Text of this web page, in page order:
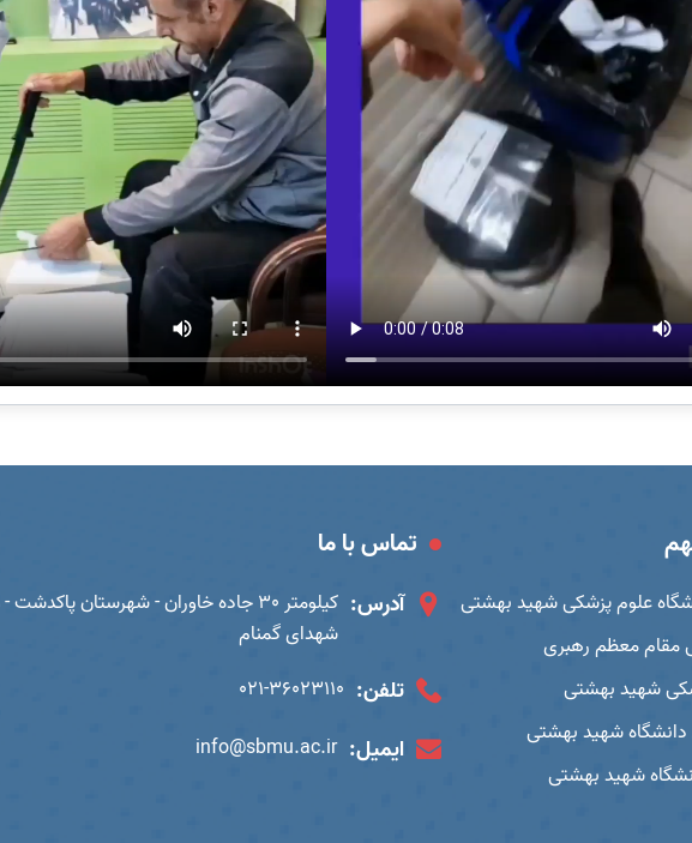
علوم پزشکی شهید بهشتی
مقام معظم رهبری
شهید بهشتی
شهید بهشتی
شهید بهشتی
تماس با ما
آدرس:
کیلومتر 30 جاده خاوران - شهرستان
شهدای گمنام
تلفن: 021-36023110
ایمیل: info@sbmu.ac.ir